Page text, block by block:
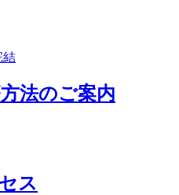
結
法のご案内
ス